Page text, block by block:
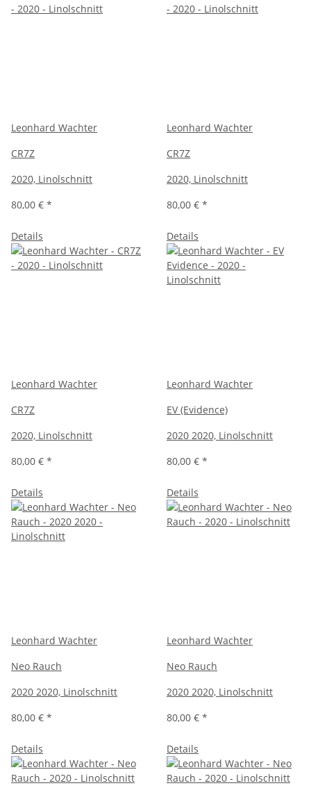
Leonhard Wachter
CR7Z
2020, Linolschnitt
80,00 € *
Details
Leonhard Wachter
CR7Z
2020, Linolschnitt
80,00 € *
Details
Leonhard Wachter
CR7Z
2020, Linolschnitt
80,00 € *
Details
Leonhard Wachter
EV (Evidence)
2020 2020, Linolschnitt
80,00 € *
Details
Leonhard Wachter
Neo Rauch
2020 2020, Linolschnitt
80,00 € *
Details
Leonhard Wachter
Neo Rauch
2020 2020, Linolschnitt
80,00 € *
Details